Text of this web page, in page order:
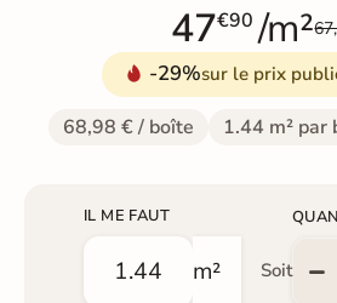
47€90 /m²
-29%sur le prix
68,98 € / boîte 1.44 m² par
IL ME FAUT
m² Soit